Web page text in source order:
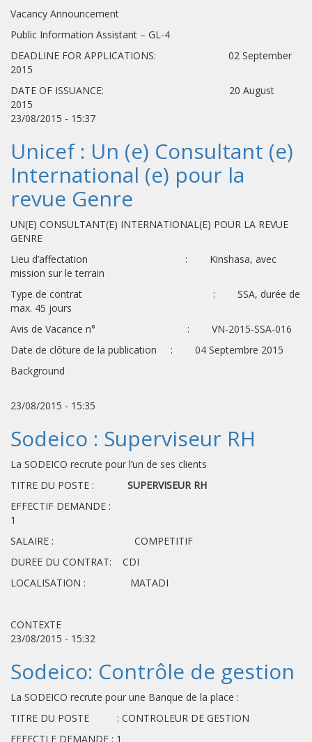
Vacancy Announcement
Public Information Assistant – GL-4
DEADLINE FOR APPLICATIONS: 02 September
2015
DATE OF ISSUANCE: 20 August
2015
23/08/2015 - 15:37
Unicef : Un (e) Consultant (e)
International (e) pour la
revue Genre
UN(E) CONSULTANT(E) INTERNATIONAL(E) POUR LA REVUE
GENRE
Lieu d’affectation : Kinshasa, avec
mission sur le terrain
Type de contrat : SSA, durée de
max. 45 jours
Avis de Vacance n° : VN-2015-SSA-016
Date de clôture de la publication : 04 Septembre 2015
Background
23/08/2015 - 15:35
Sodeico : Superviseur RH
La SODEICO recrute pour l’un de ses clients
TITRE DU POSTE : SUPERVISEUR RH
EFFECTIF DEMANDE :
SALAIRE : COMPETITIF
DUREE DU CONTRAT: CDI
LOCALISATION : MATADI
CONTEXTE
23/08/2015 - 15:32
Sodeico: Contrôle de gestion
La SODEICO recrute pour une Banque de la place :
TITRE DU POSTE : CONTROLEUR DE GESTION
EFFECTI F DEMANDE : 1